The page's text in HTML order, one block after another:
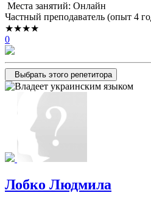
Места занятий: Онлайн
Частный преподаватель (опыт 4
★★★★
0
Выбрать этого репетитора
Лобко Людмила